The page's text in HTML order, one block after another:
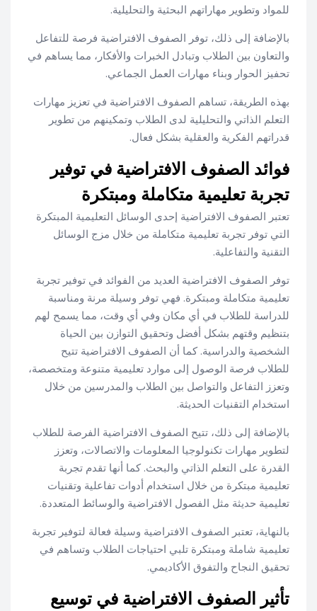
للمواد وتطوير مهاراتهم البحثية والتحليلية.
بالإضافة إلى ذلك، توفر الصفوف الافتراضية فرصة للتفاعل
والتعاون بين الطلاب وتبادل الخبرات والأفكار، مما يساهم في
تحفيز الحوار وبناء مهارات العمل الجماعي.
بهذه الطريقة، تساهم الصفوف الافتراضية في تعزيز مهارات
التعلم الذاتي والتحليلية لدى الطلاب وتمكينهم من تطوير
قدراتهم الفكرية والعقلية بشكل فعال.
فوائد الصفوف الافتراضية في توفير
تجربة تعليمية متكاملة ومبتكرة
تعتبر الصفوف الافتراضية إحدى الوسائل التعليمية المبتكرة
التي توفر تجربة تعليمية متكاملة من خلال مزج الوسائل
التقنية والتفاعلية.
توفر الصفوف الافتراضية العديد من الفوائد في توفير تجربة
تعليمية متكاملة ومبتكرة. فهي توفر وسيلة مرنة ومناسبة
للدراسة للطلاب في أي مكان وفي أي وقت، مما يسمح لهم
بتنظيم وقتهم بشكل أفضل وتحقيق التوازن بين الحياة
الشخصية والدراسية. كما أن الصفوف الافتراضية تتيح
للطلاب فرصة الوصول إلى موارد تعليمية متنوعة ومتخصصة،
وتعزز التفاعل والتواصل بين الطلاب والمدرسين من خلال
استخدام التقنيات الحديثة.
بالإضافة إلى ذلك، تتيح الصفوف الافتراضية الفرصة للطلاب
لتطوير مهارات تكنولوجيا المعلومات والاتصالات، وتعزز
القدرة على التعلم الذاتي والبحث. كما أنها تقدم تجربة
تعليمية مبتكرة من خلال استخدام أدوات تفاعلية وتقنيات
تعليمية حديثة مثل الفصول الافتراضية والوسائط المتعددة.
بالنهاية، تعتبر الصفوف الافتراضية وسيلة فعالة لتوفير تجربة
تعليمية شاملة ومبتكرة تلبي احتياجات الطلاب وتساهم في
تحقيق النجاح والتفوق الأكاديمي.
تأثير الصفوف الافتراضية في توسيع